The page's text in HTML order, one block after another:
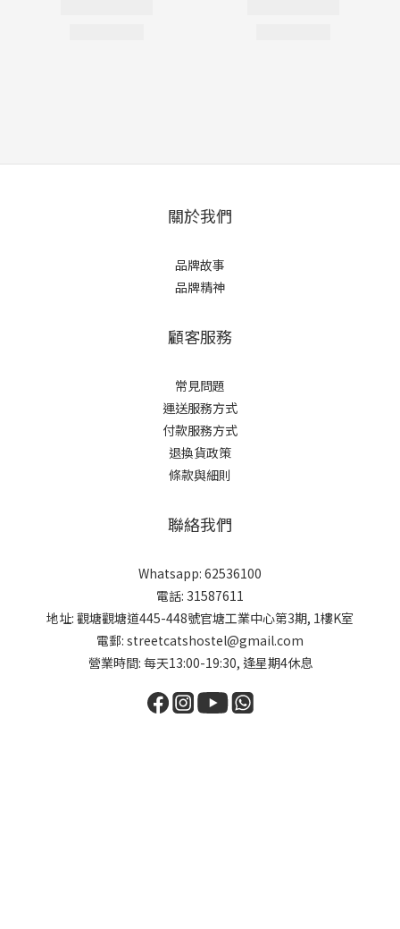
關於我們
品牌故事
品牌精神
顧客服務
常見問題
運送服務方式
付款服務方式
退換貨政策
條款與細則
聯絡我們
Whatsapp: 62536100
電話: 31587611
地址: 觀塘觀塘道445-448號官塘工業中心第3期, 1樓K室
電郵: streetcatshostel@gmail.com
營業時間: 每天13:00-19:30, 逢星期4休息